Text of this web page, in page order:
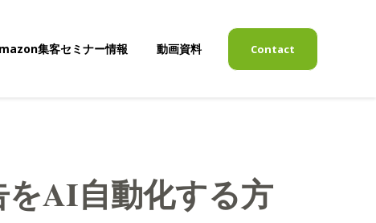
表示
サブメニューを表示
集客セミナー情報 動画資料 Contact
をAI自動化する方